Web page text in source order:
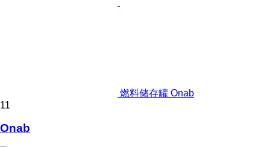
燃料储存罐 Onab
11
Onab